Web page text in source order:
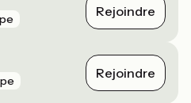
Rejoindre
Rejoindre